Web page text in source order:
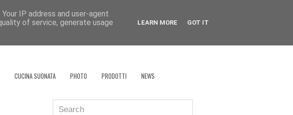
mangia, il cuoco è ciò che cucina?
CUCINA SUONATA PHOTO PRODOTTI NEWS
IP address and user-agent
of service, generate usage
LEARN MORE GOT IT